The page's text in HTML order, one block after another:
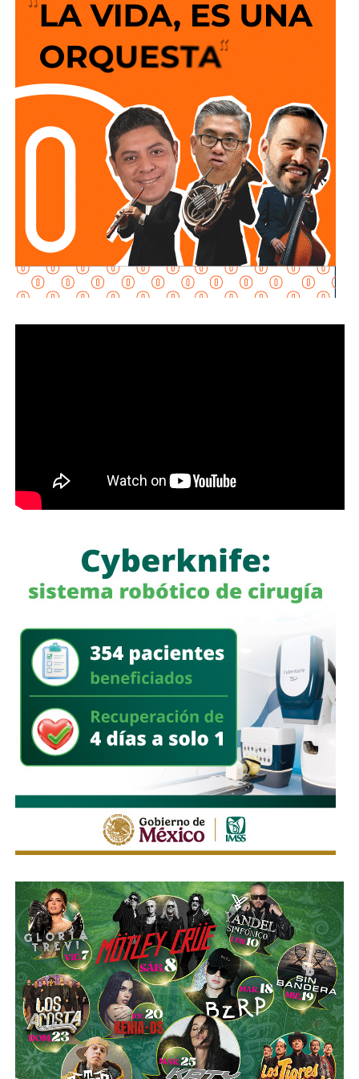
el hospital, evitando traslados y agilizando el acceso a
De acuerdo con el Gobierno Municipal, el servicio opera en
coordinación con el
Registro Nacional de Población
y busca facilitar el trámite, especialmente para
familias provenientes de comunidades alejadas o para
aquellas cuyos bebés requieren atención médica
especializada.
La titular de la Oficialía Cuarta del Registro Civil,María
Isabel Navarrete Pérez
La funcionaria añadió que el módulo también brinda
atención a familias de nacionalidad extranjera y puede
necesariamente hayan nacido en el Hospital General,
siempre que sus padres acudan a realizar el trámite.
El Ayuntamiento invitó a la población a aprovechar este
servicio, ya que el personal ofrece orientación durante
todo el proceso para que las familias obtengan el acta de
nacimiento de manera ágil y sin contratiempos.
También lee:Soledad proyecta entregar 500 escrituras
durante 2026 para regularizar el patrimonio de familias